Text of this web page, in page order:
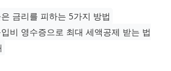
금리를 피하는 5가지 방법
비 영수증으로 최대 세액공제 받는 법